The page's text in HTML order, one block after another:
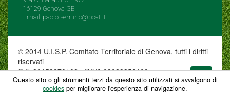
Questo sito o gli strumenti terzi da questo sito utilizzati si avvalgono di
cookies per migliorare l'esperienza di navigazione.
16129 Genova GE
Email: paolo.semino@bcat.it
© 2014 U.I.S.P. Comitato Territoriale di Genova, tutti i diritti
riservati
C.F. 80153870102 - P.IVA 03029350109